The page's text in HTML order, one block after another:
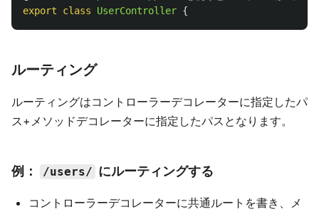
export
class UserController {
ルーティング
ルーティングはコントローラーデコレーターに指定したパ
ス+メソッドデコレーターに指定したパスとなります。
例： /users/ にルーティングする
コントローラーデコレーターに共通ルートを書き、メ